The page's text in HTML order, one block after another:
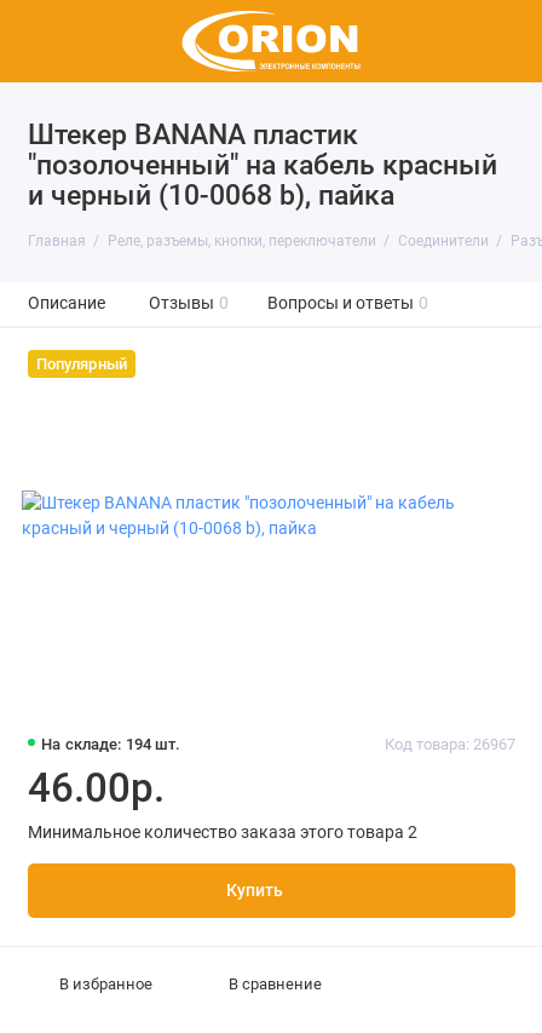
Штекер BANANA пластик
"позолоченный" на кабель красный
и черный (10-0068 b), пайка
Главная Реле, разъемы, кнопки, переключатели Соединители
Описание Отзывы 0 Вопросы и ответы 0
Популярный
На складе: 194 шт. Код товара: 26967
46.00р.
Минимальное количество заказа этого товара 2
Купить
В избранное В сравнение